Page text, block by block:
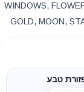
WINDOWS,
GOLD, MOON,
טבע